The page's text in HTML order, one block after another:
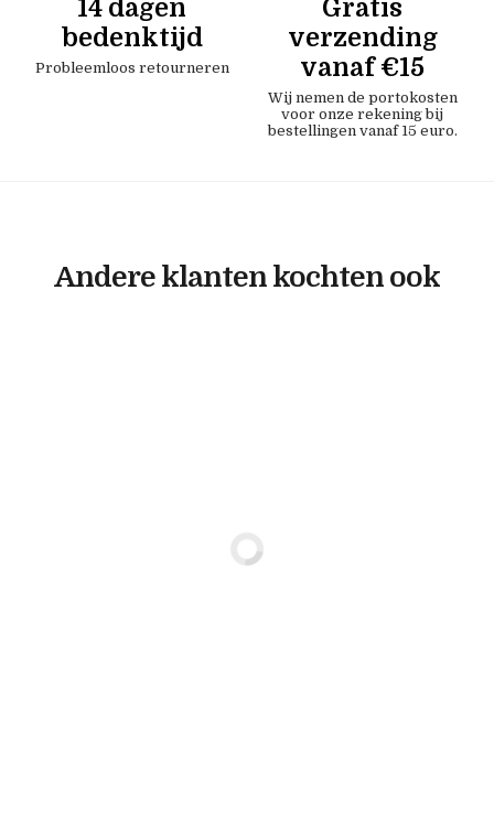
14 dagen
bedenktijd
Probleemloos retourneren
Gratis
verzending
vanaf €15
Wij nemen de portokosten
voor onze rekening bij
bestellingen vanaf 15 euro.
Andere klanten kochten ook